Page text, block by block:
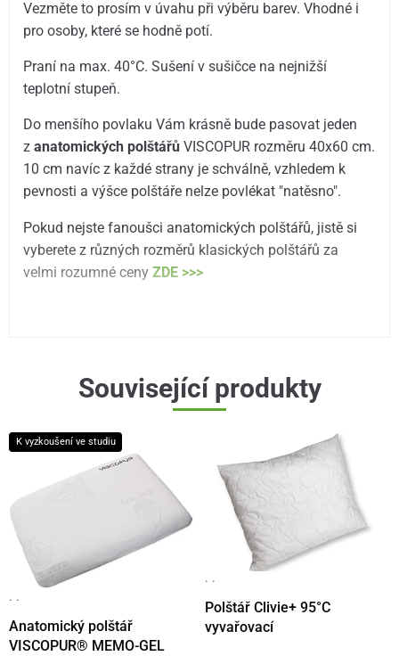
Vezměte to prosím v úvahu při výběru barev. Vhodné i
pro osoby, které se hodně potí.
Praní na max. 40°C. Sušení v sušičce na nejnižší
teplotní stupeň.
Do menšího povlaku Vám krásně bude pasovat jeden
zanatomických polštářůVISCOPUR rozměru 40x60 cm.
10 cm navíc z každé strany je schválně, vzhledem k
pevnosti a výšce polštáře nelze povlékat "natěsno".
Pokud nejste fanoušci anatomických polštářů, jistě si
vyberete z různých rozměrů klasických polštářů za
velmi rozumné cenyZDE >>>
Související produkty
K vyzkoušení ve studiu
· ·
Anatomický polštář
VISCOPUR® MEMO-GEL
· ·
Polštář Clivie+ 95°C
vyvařovací